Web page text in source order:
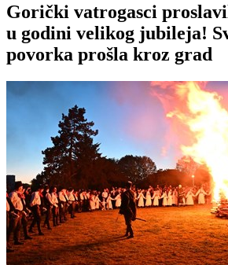
Gorički vatrogasci
u godini velikog jubileja!
povorka prošla kroz grad